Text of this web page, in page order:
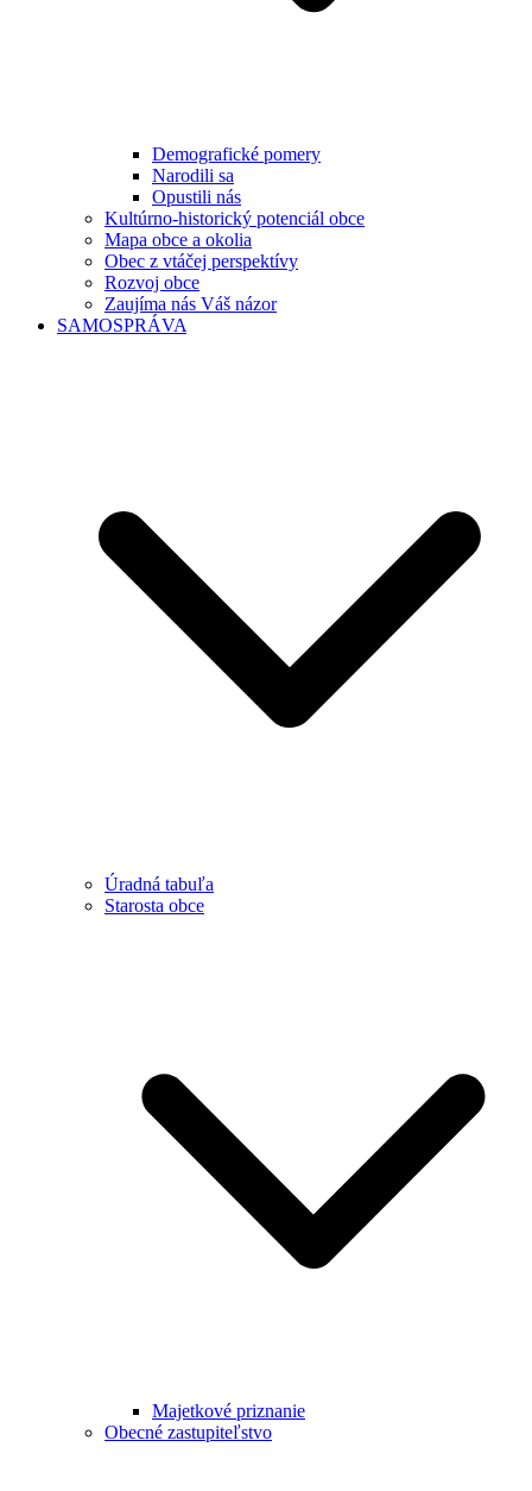
Demografické pomery
Narodili sa
Opustili nás
Kultúrno-historický potenciál obce
Mapa obce a okolia
Obec z vtáčej perspektívy
Rozvoj obce
Zaujíma nás Váš názor
SAMOSPRÁVA
Úradná tabuľa
Starosta obce
Majetkové priznanie
Obecné zastupiteľstvo